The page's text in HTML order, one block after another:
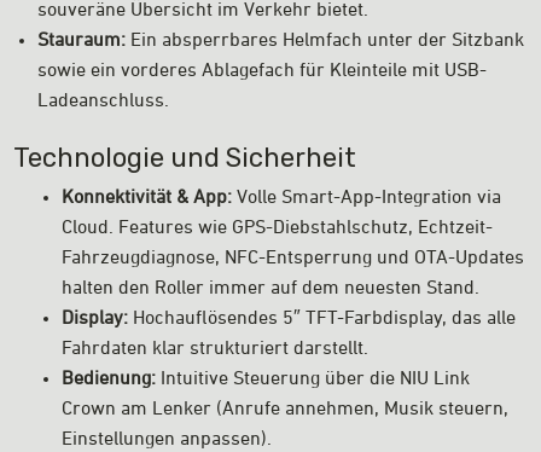
souveräne Übersicht im Verkehr bietet.
Stauraum: Ein absperrbares Helmfach unter der Sitzbank
sowie ein vorderes Ablagefach für Kleinteile mit USB-
Ladeanschluss.
Technologie und Sicherheit
Konnektivität & App: Volle Smart-App-Integration via
Cloud. Features wie GPS-Diebstahlschutz, Echtzeit-
Fahrzeugdiagnose, NFC-Entsperrung und OTA-Updates
halten den Roller immer auf dem neuesten Stand.
Display: Hochauflösendes 5″ TFT-Farbdisplay, das alle
Fahrdaten klar strukturiert darstellt.
Bedienung: Intuitive Steuerung über die NIU Link
Crown am Lenker (Anrufe annehmen, Musik steuern,
Einstellungen anpassen).